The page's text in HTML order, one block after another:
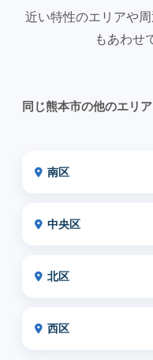
近い特性のエリアや
もあわせ
同じ熊本市の他のエリア
南区
中央区
北区
西区